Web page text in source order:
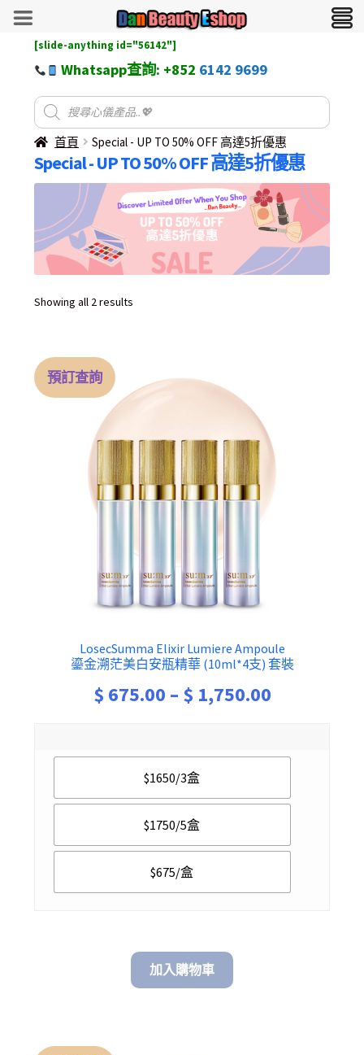
[slide-anything id="56142"]
Whatsapp查詢: +852 6142 9699
首頁 Special - UP TO 50% OFF 高達5折優惠
Special - UP TO 50% OFF 高達5折優惠
Showing all 2 resultsSorted
預訂查詢
LosecSumma Elixir Lumiere Ampoule
鎏金溯茫美白安瓶精華 (10ml*4支) 套裝
$ 675.00 – $ 1,750.00Price
$ 675.00
$1650/3盒
$1750/5盒
$675/盒
加入購物車